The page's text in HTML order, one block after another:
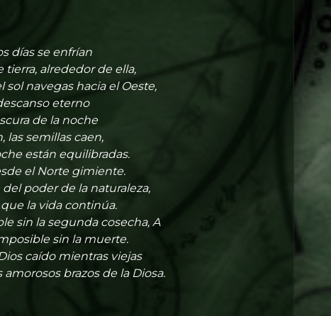
días se enfrían
tierra, alrededor de ella,
sol navegas hacia el Oeste,
eterno
de la noche
las semillas caen,
están equilibradas.
el Norte gimiente.
poder de la naturaleza,
la vida continúa.
sin la segunda cosecha, A
sin la muerte.
caído mientras viejas
brazos de la Diosa.